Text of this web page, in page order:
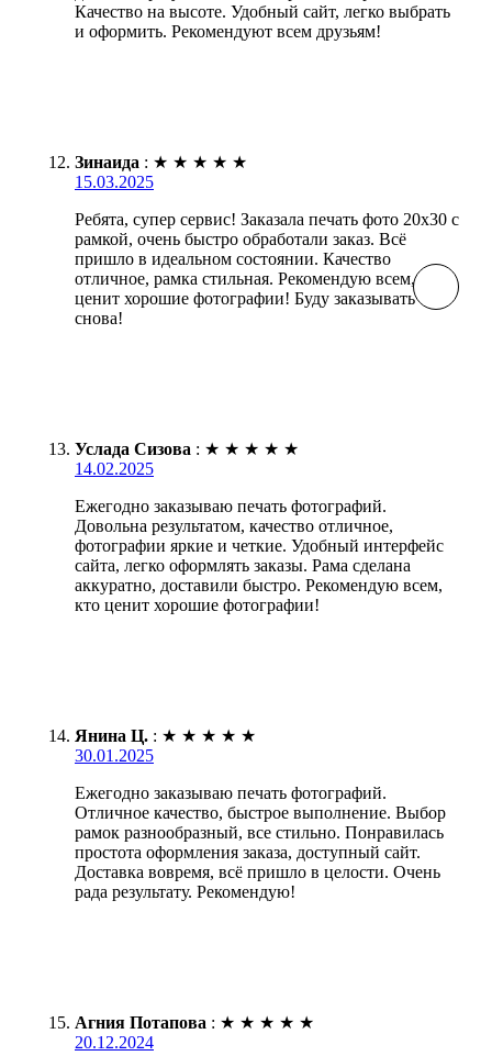
Качество на высоте. Удобный сайт, легко выбрать
и оформить. Рекомендуют всем друзьям!
Зинаида : ★ ★ ★ ★ ★
15.03.2025
Ребята, супер сервис! Заказала печать фото 20х30 с
рамкой, очень быстро обработали заказ. Всё
пришло в идеальном состоянии. Качество
отличное, рамка стильная. Рекомендую всем, кто
ценит хорошие фотографии! Буду заказывать
снова!
Услада Сизова : ★ ★ ★ ★ ★
14.02.2025
Ежегодно заказываю печать фотографий.
Довольна результатом, качество отличное,
фотографии яркие и четкие. Удобный интерфейс
сайта, легко оформлять заказы. Рама сделана
аккуратно, доставили быстро. Рекомендую всем,
кто ценит хорошие фотографии!
Янина Ц. : ★ ★ ★ ★ ★
30.01.2025
Ежегодно заказываю печать фотографий.
Отличное качество, быстрое выполнение. Выбор
рамок разнообразный, все стильно. Понравилась
простота оформления заказа, доступный сайт.
Доставка вовремя, всё пришло в целости. Очень
рада результату. Рекомендую!
Агния Потапова : ★ ★ ★ ★ ★
20.12.2024